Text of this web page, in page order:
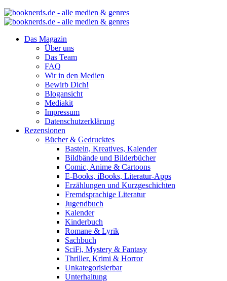
Das Magazin
Über uns
Das Team
FAQ
Wir in den Medien
Bewirb Dich!
Blogansicht
Mediakit
Impressum
Datenschutzerklärung
Rezensionen
Bücher & Gedrucktes
Basteln, Kreatives, Kalender
Bildbände und Bilderbücher
Comic, Anime & Cartoons
E-Books, iBooks, Literatur-Apps
Erzählungen und Kurzgeschichten
Fremdsprachige Literatur
Jugendbuch
Kalender
Kinderbuch
Romane & Lyrik
Sachbuch
SciFi, Mystery & Fantasy
Thriller, Krimi & Horror
Unkategorisierbar
Unterhaltung